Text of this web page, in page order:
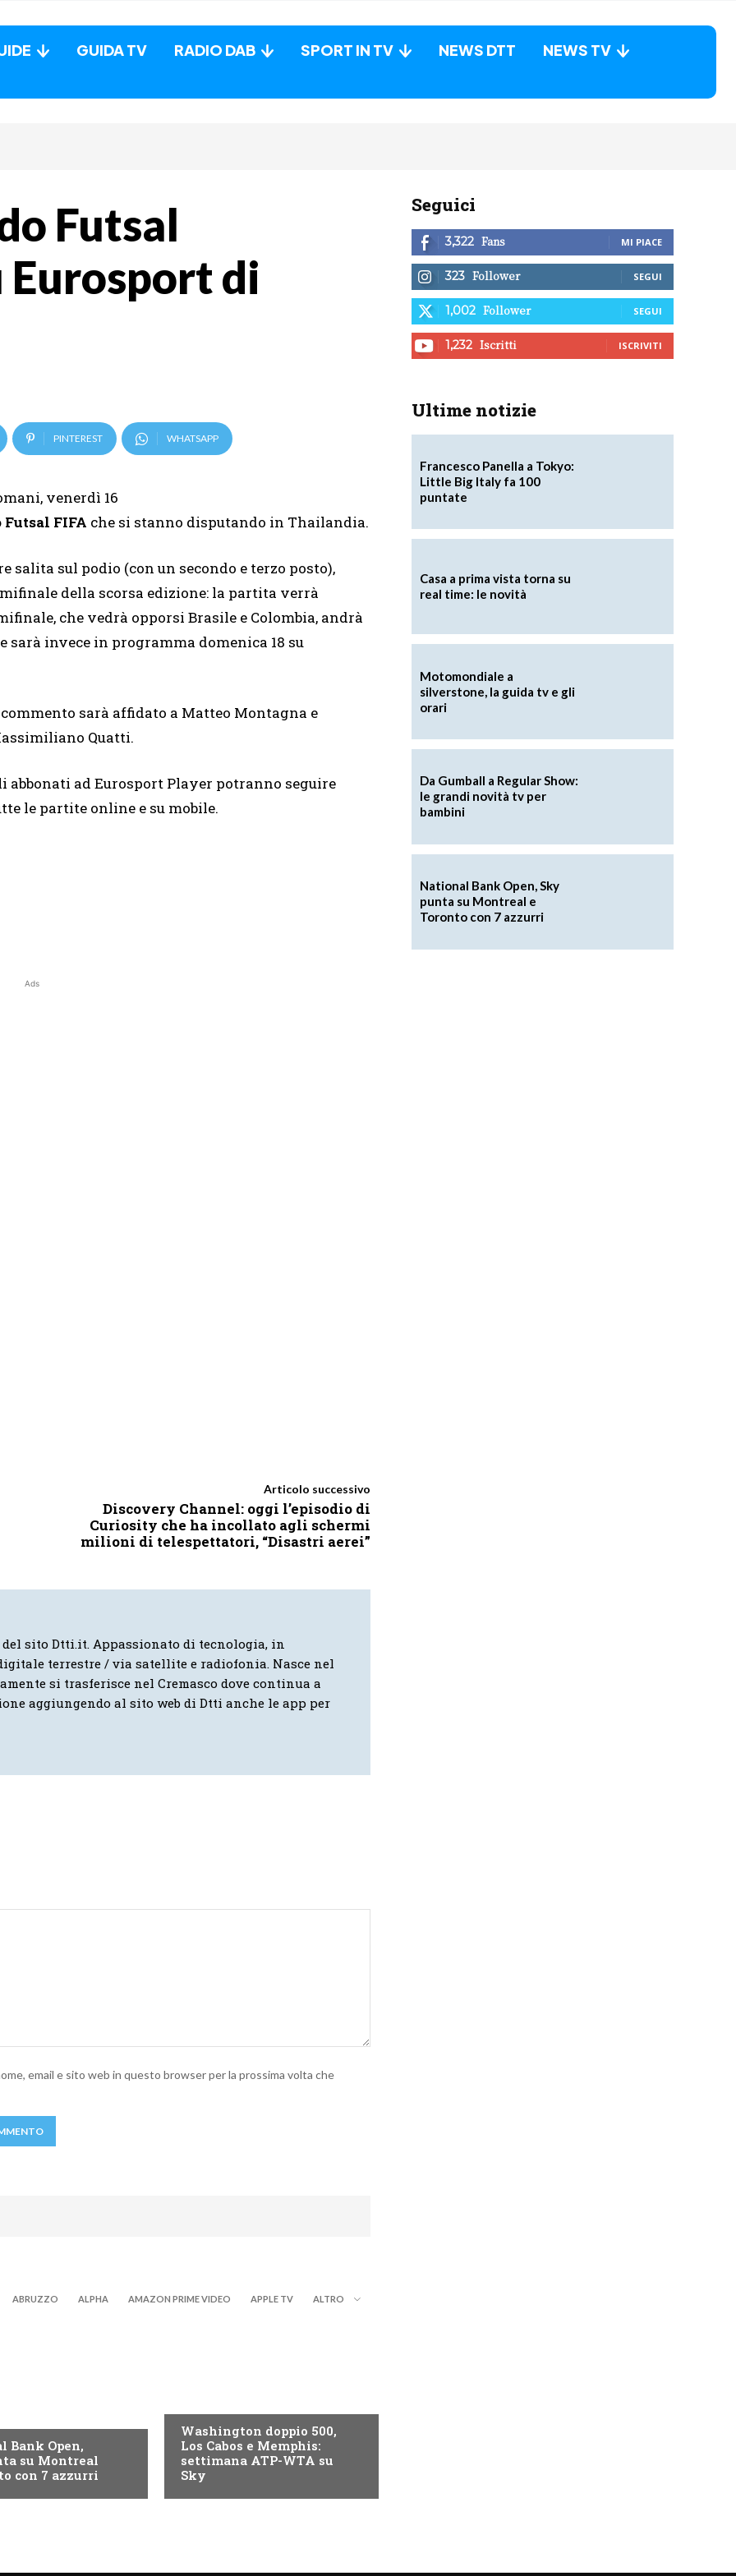
GUIDA TV RADIO DAB SPORT IN TV NEWS DTT
NEWS TV
Futsal
Eurosport di
PINTEREST WHATSAPP
venerdì 16
Futsal FIFA che si stanno disputando in Thailandia.
salita sul podio (con un secondo e terzo posto),
della scorsa edizione: la partita verrà
che vedrà opporsi Brasile e Colombia, andrà
sarà invece in programma domenica 18 su
sarà affidato a Matteo Montagna e
Quatti.
abbonati ad Eurosport Player potranno seguire
le partite online e su mobile.
Ads
Articolo successivo
Discovery Channel: oggi l’episodio di
Curiosity che ha incollato agli schermi
milioni di telespettatori, “Disastri aerei”
sito Dtti.it. Appassionato di tecnologia, in
terrestre / via satellite e radiofonia. Nasce nel
si trasferisce nel Cremasco dove continua a
aggiungendo al sito web di Dtti anche le app per
email e sito web in questo browser per la prossima volta che
ABRUZZO ALPHA AMAZON PRIME VIDEO APPLE TV ALTRO
Bank Open,
su Montreal
con 7 azzurri
Washington doppio 500,
Los Cabos e Memphis:
settimana ATP-WTA su
Sky
Seguici
3,322 Fans MI PIACE
323 Follower SEGUI
1,002 Follower SEGUI
1,232 Iscritti ISCRIVITI
Ultime notizie
Francesco Panella a Tokyo:
Little Big Italy fa 100
puntate
Casa a prima vista torna su
real time: le novità
Motomondiale a
silverstone, la guida tv e gli
orari
Da Gumball a Regular Show:
le grandi novità tv per
bambini
National Bank Open, Sky
punta su Montreal e
Toronto con 7 azzurri